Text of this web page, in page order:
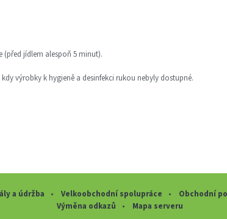
(před jídlem alespoň 5 minut).
výrobky k hygieně a desinfekci rukou nebyly dostupné.
a údržba Velkoobchodní spolupráce Obchodní
Výměna odkazů
Mapa serveru